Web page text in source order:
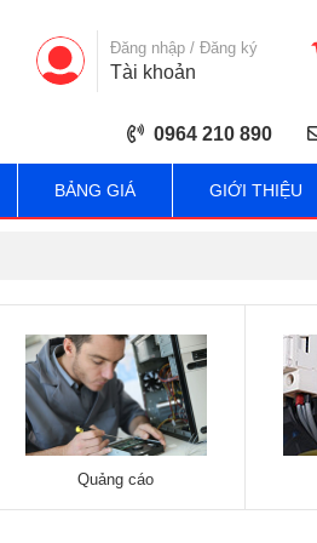
Đăng nhập / Đăng ký
Tài khoản
0964 210 890
BẢNG GIÁ GIỚI THIỆU
Quảng cáo